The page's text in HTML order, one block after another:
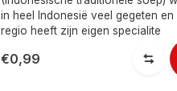
in heel Indonesië veel gegeten en
regio heeft zijn eigen specialite
€0,99